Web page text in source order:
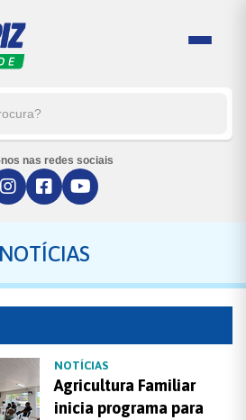
nas redes sociais
NOTÍCIAS
NOTÍCIAS
Agricultura Familiar
inicia programa para